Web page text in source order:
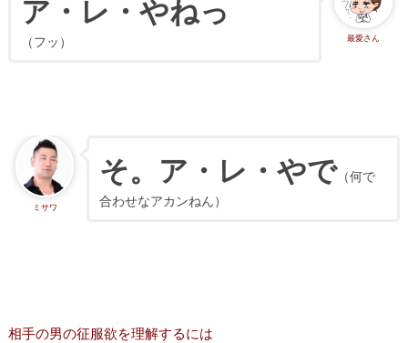
最愛さん
ア・レ・やねっ
（フッ）
ミサワ
そ。 ア・レ・やで （何で
合わせなアカンねん）
相手の男の征服欲を理解するには